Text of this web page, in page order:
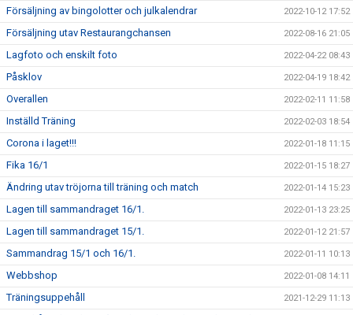
Försäljning av bingolotter och julkalendrar 2022-10-12 17:52
Försäljning utav Restaurangchansen 2022-08-16 21:05
Lagfoto och enskilt foto 2022-04-22 08:43
Påsklov 2022-04-19 18:42
Overallen 2022-02-11 11:58
Inställd Träning 2022-02-03 18:54
Corona i laget!!! 2022-01-18 11:15
Fika 16/1 2022-01-15 18:27
Ändring utav tröjorna till träning och match 2022-01-14 15:23
Lagen till sammandraget 16/1. 2022-01-13 23:25
Lagen till sammandraget 15/1. 2022-01-12 21:57
Sammandrag 15/1 och 16/1. 2022-01-11 10:13
Webbshop 2022-01-08 14:11
Träningsuppehåll 2021-12-29 11:13